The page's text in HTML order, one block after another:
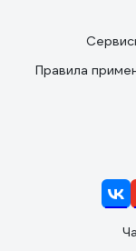
Правила